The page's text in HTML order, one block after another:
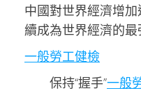
中國對世界經濟增加
續成為世界經濟的最
一般勞工健檢
保持“握手”一般